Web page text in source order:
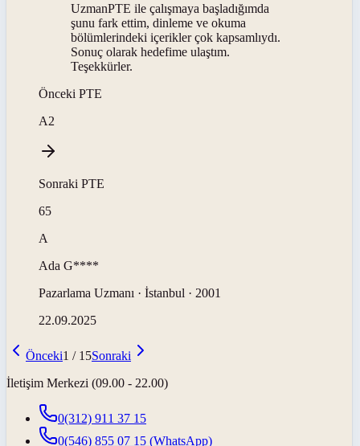
UzmanPTE ile çalışmaya başladığımda
şunu fark ettim, dinleme ve okuma
bölümlerindeki içerikler çok kapsamlıydı.
Sonuç olarak hedefime ulaştım.
Teşekkürler.
Önceki PTE
A2
Sonraki PTE
65
A
Ada G****
Pazarlama Uzmanı · İstanbul · 2001
22.09.2025
Önceki1 / 15Sonraki
İletişim Merkezi (09.00 - 22.00)
0(312) 911 37 15
0(546) 855 07 15 (WhatsApp)